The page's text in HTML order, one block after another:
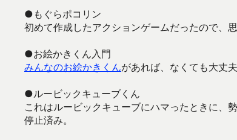
●もぐらポコリン
初めて作成したアクションゲームだったので、
●お絵かきくん入門
みんなのお絵かきくんがあれば、なくても大丈
●ルービックキューブくん
これはルービックキューブにハマったときに、
停止済み。